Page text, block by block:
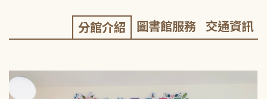
分館介紹 圖書館服務 交通資訊